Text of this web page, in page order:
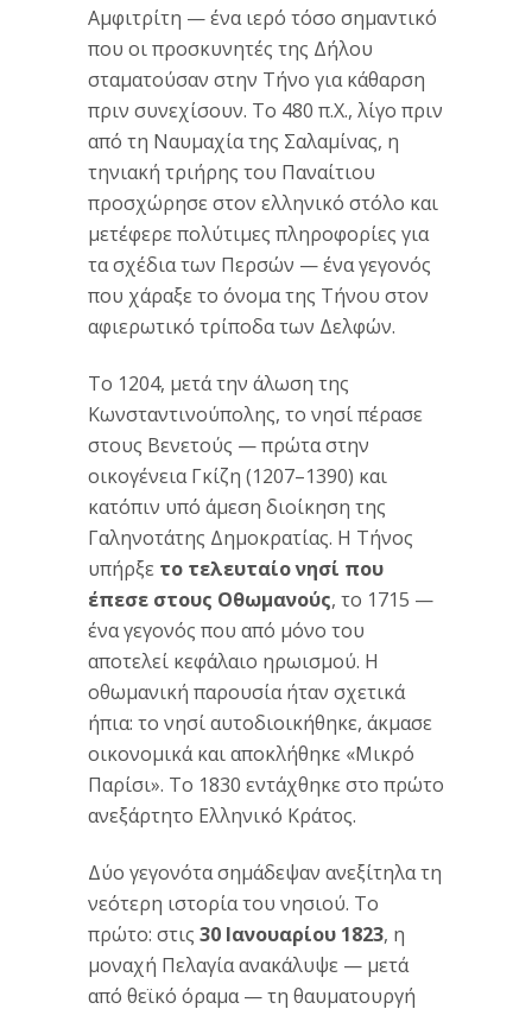
Αμφιτρίτη — ένα ιερό τόσο σημαντικό
που οι προσκυνητές της Δήλου
σταματούσαν στην Τήνο για κάθαρση
πριν συνεχίσουν. Το 480 π.Χ., λίγο πριν
από τη Ναυμαχία της Σαλαμίνας, η
τηνιακή τριήρης του Παναίτιου
προσχώρησε στον ελληνικό στόλο και
μετέφερε πολύτιμες πληροφορίες για
τα σχέδια των Περσών — ένα γεγονός
που χάραξε το όνομα της Τήνου στον
αφιερωτικό τρίποδα των Δελφών.
Το 1204, μετά την άλωση της
Κωνσταντινούπολης, το νησί πέρασε
στους Βενετούς — πρώτα στην
οικογένεια Γκίζη (1207–1390) και
κατόπιν υπό άμεση διοίκηση της
Γαληνοτάτης Δημοκρατίας. Η Τήνος
υπήρξε το τελευταίο νησί που
έπεσε στους Οθωμανούς, το 1715 —
ένα γεγονός που από μόνο του
αποτελεί κεφάλαιο ηρωισμού. Η
οθωμανική παρουσία ήταν σχετικά
ήπια: το νησί αυτοδιοικήθηκε, άκμασε
οικονομικά και αποκλήθηκε «Μικρό
Παρίσι». Το 1830 εντάχθηκε στο πρώτο
ανεξάρτητο Ελληνικό Κράτος.
Δύο γεγονότα σημάδεψαν ανεξίτηλα τη
νεότερη ιστορία του νησιού. Το
πρώτο: στις 30 Ιανουαρίου 1823, η
μοναχή Πελαγία ανακάλυψε — μετά
από θεϊκό όραμα — τη θαυματουργή